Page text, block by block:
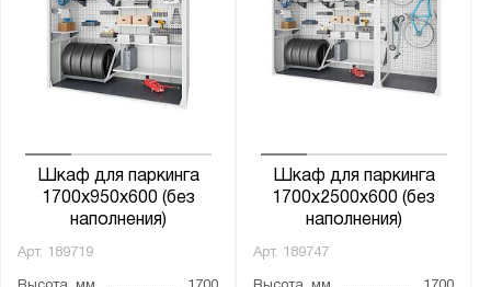
Шкаф для паркинга
1700х950х600 (без
наполнения)
Арт. 189719
Шкаф для паркинга
1700х2500х600 (без
наполнения)
Арт. 189747
Страна производства:
Россия
Constructor
Версия
Верстакофф